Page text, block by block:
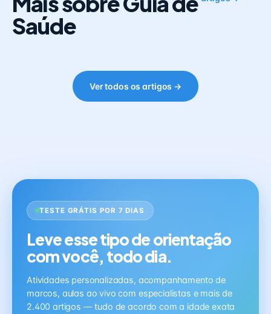
Saúde
Ver todos os artigos →
TESTE GRÁTIS POR 7 DIAS
Leve esse tipo de orientação
com você, todo dia.
Atividades personalizadas, acompanhamento de
marcos, aulas ao vivo com especialistas e mais de
2.400 artigos — tudo de acordo com a idade exata